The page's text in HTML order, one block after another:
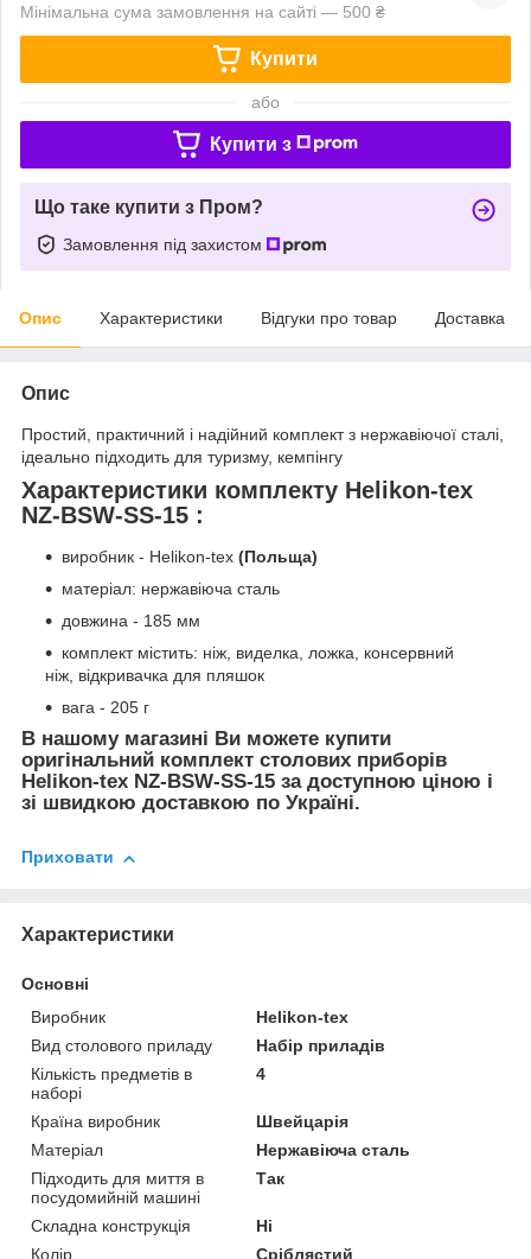
Мінімальна сума замовлення на сайті — 500 ₴
Купити
або
Купити з
Що таке купити з Пром?
Замовлення під захистом
Опис Характеристики Відгуки про товар Доставка
Опис
Простий, практичний і надійний комплект з нержавіючої сталі,
ідеально підходить для туризму, кемпінгу
Характеристики комплекту Helikon-tex
NZ-BSW-SS-15 :
виробник - Helikon-tex (Польща)
матеріал: нержавіюча сталь
довжина - 185 мм
комплект містить: ніж, виделка, ложка, консервний
ніж, відкривачка для пляшок
вага - 205 г
В нашому магазині Ви можете купити
оригінальний комплект столових приборів
Helikon-tex NZ-BSW-SS-15 за доступною ціною і
зі швидкою доставкою по Україні.
Приховати
Характеристики
Основні
Виробник
Helikon-tex
Вид столового приладу
Набір приладів
Кількість предметів в
наборі
4
Країна виробник
Швейцарія
Матеріал
Нержавіюча сталь
Підходить для миття в
посудомийній машині
Так
Складна конструкція
Ні
Колір
Сріблястий